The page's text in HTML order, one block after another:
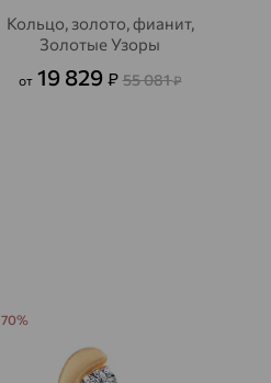
Кольцо, золото, фианит,
Золотые Узоры
от 19 829 ₽ 55 081₽
70%